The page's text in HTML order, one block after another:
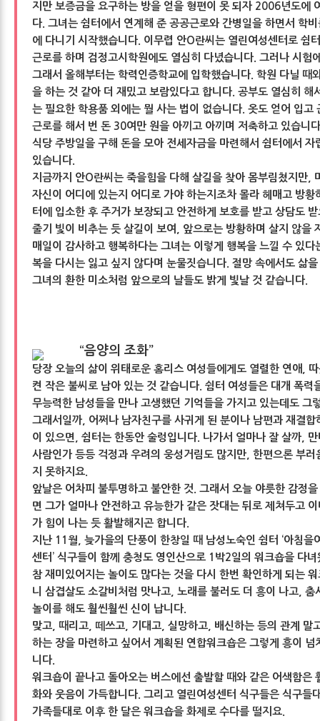
지만 보증금을 요구하는 방을 얻을 형편이 못 되자 2006년도에
다. 그녀는 쉼터에서 연계해 준 공공근로와 간병일을 하면서 학
에 다니기 시작했습니다. 이무렵 안O란씨는 열린여성센터로 쉼
근로를 하며 검정고시학원에도 열심히 다녔습니다. 그러나 시험
그래서 올해부터는 학력인증학교에 입학했습니다. 학원 다닐 때
을 하는 것 같아 더 재밌고 보람있다고 합니다. 공부도 열심히 해
는 필요한 학용품 외에는 뭘 사는 법이 없습니다. 옷도 얻어 입고
근로를 해서 번 돈 30여만 원을 아끼고 아끼며 저축하고 있습니
식당 주방일을 구해 돈을 모아 전세자금을 마련해서 쉼터에서 자
있습니다.
지금까지 안O란씨는 죽을힘을 다해 살길을 찾아 몸부림쳤지만,
자신이 어디에 있는지 어디로 가야 하는지조차 몰라 헤매고 방황
터에 입소한 후 주거가 보장되고 안전하게 보호를 받고 상담도
줄기 빛이 비추는 듯 살길이 보여, 앞으로는 방황하며 살지 않을
매일이 감사하고 행복하다는 그녀는 이렇게 행복을 느낄 수 있
복을 다시는 잃고 싶지 않다며 눈물짓습니다. 절망 속에서도 삶
그녀의 환한 미소처럼 앞으로의 날들도 밝게 빛날 것 같습니다.
“음양의 조화”
당장 오늘의 삶이 위태로운 홈리스 여성들에게도 열렬한 연애,
켠 작은 불씨로 남아 있는 것 같습니다. 쉼터 여성들은 대개 폭력
무능력한 남성들을 만나 고생했던 기억들을 가지고 있는데도 그
그래서일까, 어쩌나 남자친구를 사귀게 된 분이나 남편과 재결합
이 있으면, 쉼터는 한동안 술렁입니다. 나가서 얼마나 잘 살까,
사람인가 등등 걱정과 우려의 웅성거림도 많지만, 한편으론 부러
지 못하지요.
앞날은 어차피 불투명하고 불안한 것. 그래서 오늘 야릇한 감정
면 그가 얼마나 안전하고 유능한가 같은 잣대는 뒤로 제쳐두고
가 힘이 나는 듯 활발해지곤 합니다.
지난 11월, 늦가을의 단풍이 한창일 때 남성노숙인 쉼터 ‘아침을
센터’ 식구들이 함께 충청도 영인산으로 1박2일의 워크숍을 다
참 재미있어지는 놀이도 많다는 것을 다시 한번 확인하게 되는
니 삼겹살도 소갈비처럼 맛나고, 노래를 불러도 더 흥이 나고, 춤
놀이를 해도 훨씬훨씬 신이 납니다.
맞고, 때리고, 떼쓰고, 기대고, 실망하고, 배신하는 등의 관계 말
하는 장을 마련하고 싶어서 계획된 연합워크숍은 그렇게 흥이
니다.
워크숍이 끝나고 돌아오는 버스에선 출발할 때와 같은 어색함은
화와 웃음이 가득합니다. 그리고 열린여성센터 식구들은 식구들
가족들대로 이후 한 달은 워크숍을 화제로 수다를 떨지요.